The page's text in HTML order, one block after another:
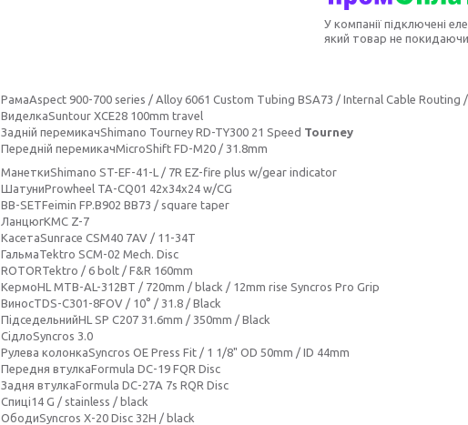
У компанії підключені
який товар не покидаючи
РамаAspect 900-700 series / Alloy 6061 Custom Tubing BSA73 / Internal Cable Routing
ВиделкаSuntour XCE28 100mm travel
Заднiй перемикачShimano Tourney RD-TY300 21 Speed Tourney
Переднiй перемикачMicroShift FD-M20 / 31.8mm
МанеткиShimano ST-EF-41-L / 7R EZ-fire plus w/gear indicator
ШатуниProwheel TA-CQ01 42x34x24 w/CG
BB-SETFeimin FP.B902 BB73 / square taper
ЛанцюгKMC Z-7
КасетаSunrace CSM40 7AV / 11-34T
ГальмаTektro SCM-02 Mech. Disc
ROTORTektro / 6 bolt / F&R 160mm
КермоHL MTB-AL-312BT / 720mm / black / 12mm rise Syncros Pro Grip
ВиносTDS-C301-8FOV / 10° / 31.8 / Black
ПiдседельнийHL SP C207 31.6mm / 350mm / Black
СiдлоSyncros 3.0
Рулева колонкаSyncros OE Press Fit / 1 1/8" OD 50mm / ID 44mm
Передня втулкаFormula DC-19 FQR Disc
Задня втулкаFormula DC-27A 7s RQR Disc
Спицi14 G / stainless / black
ОбодиSyncros X-20 Disc 32H / black